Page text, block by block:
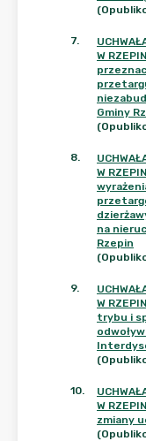
7.
W
Gminy
8.
W
na
Rzepin
9.
W
trybu i
10.
W
zmiany